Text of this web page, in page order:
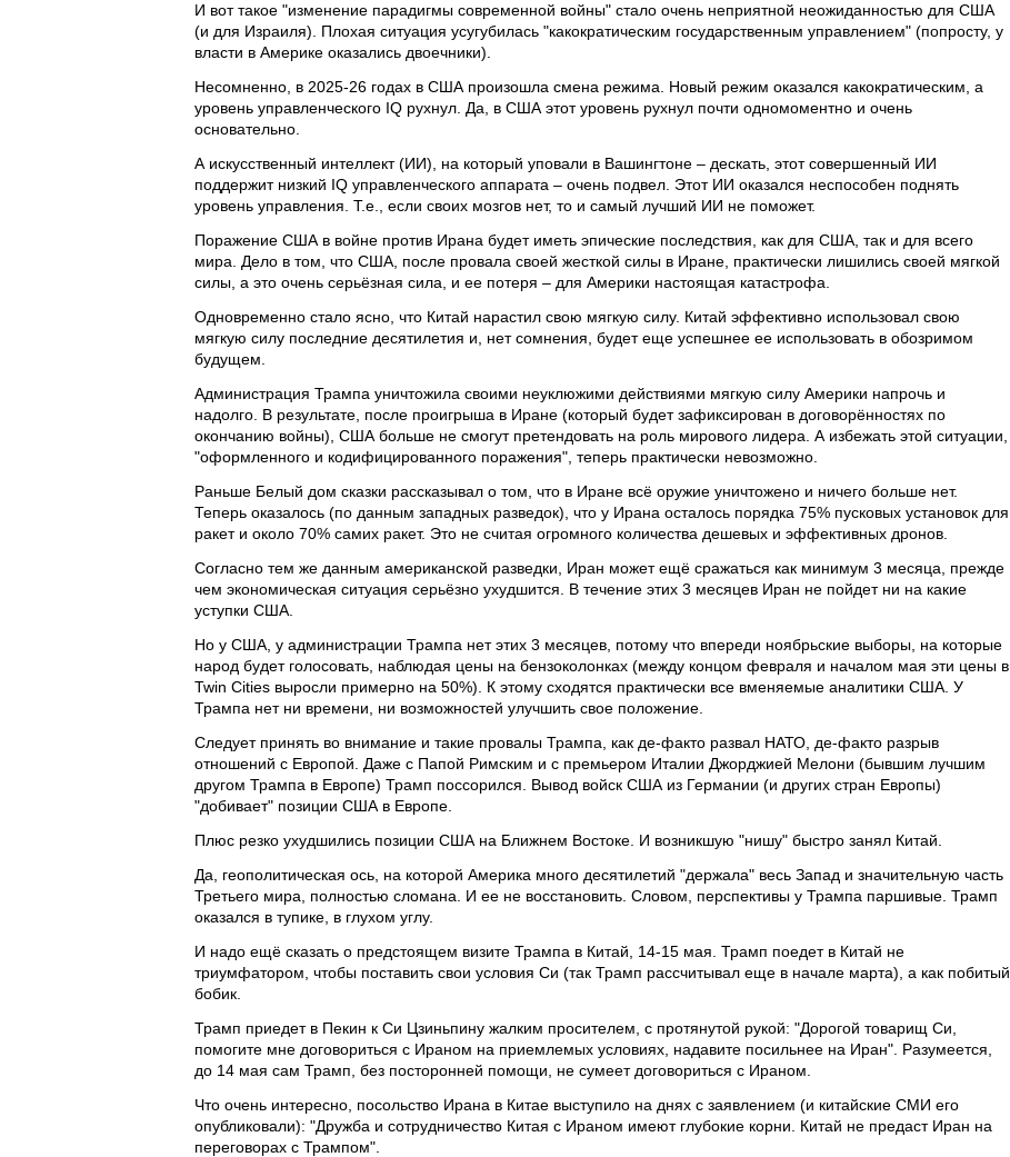
И вот такое "изменение парадигмы современной войны" стало очень неприятной неожиданностью для США
(и для Израиля). Плохая ситуация усугубилась "какократическим государственным управлением" (попросту, у
власти в Америке оказались двоечники).
Несомненно, в 2025-26 годах в США произошла смена режима. Новый режим оказался какократическим, а
уровень управленческого IQ рухнул. Да, в США этот уровень рухнул почти одномоментно и очень
основательно.
А искусственный интеллект (ИИ), на который уповали в Вашингтоне – дескать, этот совершенный ИИ
поддержит низкий IQ управленческого аппарата – очень подвел. Этот ИИ оказался неспособен поднять
уровень управления. Т.е., если своих мозгов нет, то и самый лучший ИИ не поможет.
Поражение США в войне против Ирана будет иметь эпические последствия, как для США, так и для всего
мира. Дело в том, что США, после провала своей жесткой силы в Иране, практически лишились своей мягкой
силы, а это очень серьёзная сила, и ее потеря – для Америки настоящая катастрофа.
Одновременно стало ясно, что Китай нарастил свою мягкую силу. Китай эффективно использовал свою
мягкую силу последние десятилетия и, нет сомнения, будет еще успешнее ее использовать в обозримом
будущем.
Администрация Трампа уничтожила своими неуклюжими действиями мягкую силу Америки напрочь и
надолго. В результате, после проигрыша в Иране (который будет зафиксирован в договорённостях по
окончанию войны), США больше не смогут претендовать на роль мирового лидера. А избежать этой ситуации,
"оформленного и кодифицированного поражения", теперь практически невозможно.
Раньше Белый дом сказки рассказывал о том, что в Иране всё оружие уничтожено и ничего больше нет.
Теперь оказалось (по данным западных разведок), что у Ирана осталось порядка 75% пусковых установок для
ракет и около 70% самих ракет. Это не считая огромного количества дешевых и эффективных дронов.
Согласно тем же данным американской разведки, Иран может ещё сражаться как минимум 3 месяца, прежде
чем экономическая ситуация серьёзно ухудшится. В течение этих 3 месяцев Иран не пойдет ни на какие
уступки США.
Но у США, у администрации Трампа нет этих 3 месяцев, потому что впереди ноябрьские выборы, на которые
народ будет голосовать, наблюдая цены на бензоколонках (между концом февраля и началом мая эти цены в
Twin Cities выросли примерно на 50%). К этому сходятся практически все вменяемые аналитики США. У
Трампа нет ни времени, ни возможностей улучшить свое положение.
Следует принять во внимание и такие провалы Трампа, как де-факто развал НАТО, де-факто разрыв
отношений с Европой. Даже с Папой Римским и с премьером Италии Джорджией Мелони (бывшим лучшим
другом Трампа в Европе) Трамп поссорился. Вывод войск США из Германии (и других стран Европы)
"добивает" позиции США в Европе.
Плюс резко ухудшились позиции США на Ближнем Востоке. И возникшую "нишу" быстро занял Китай.
Да, геополитическая ось, на которой Америка много десятилетий "держала" весь Запад и значительную часть
Третьего мира, полностью сломана. И ее не восстановить. Словом, перспективы у Трампа паршивые. Трамп
оказался в тупике, в глухом углу.
И надо ещё сказать о предстоящем визите Трампа в Китай, 14-15 мая. Трамп поедет в Китай не
триумфатором, чтобы поставить свои условия Си (так Трамп рассчитывал еще в начале марта), а как побитый
бобик.
Трамп приедет в Пекин к Си Цзиньпину жалким просителем, с протянутой рукой: "Дорогой товарищ Си,
помогите мне договориться с Ираном на приемлемых условиях, надавите посильнее на Иран". Разумеется,
до 14 мая сам Трамп, без посторонней помощи, не сумеет договориться с Ираном.
Что очень интересно, посольство Ирана в Китае выступило на днях с заявлением (и китайские СМИ его
опубликовали): "Дружба и сотрудничество Китая с Ираном имеют глубокие корни. Китай не предаст Иран на
переговорах с Трампом".